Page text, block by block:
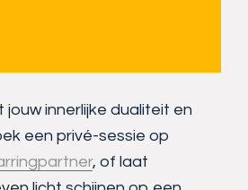
jouw innerlijke dualiteit en
een privé-sessie op
, of laat